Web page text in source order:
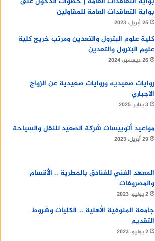
بوابة التعاقدات العامة للمقاولين
25 أبريل، 2023
كلية علوم البترول والتعدين ومرتب خريج كلية
علوم البترول والتعدين
26 ديسمبر، 2024
روايات صعيديه وروايات صعيدية عن الزواج
الاجباري
3 يناير، 2025
مواعيد أتوبيسات شركة الصعيد للنقل والسياحة
29 أبريل، 2023
المعهد الفني للفنادق بالمطرية .. الأقسام
والمصروفات
2 يوليو، 2023
جامعة المنوفية الأهلية .. الكليات وشروط
التقديم
2 يوليو، 2023